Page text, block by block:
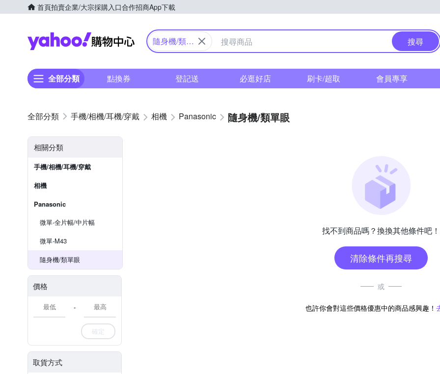
首頁拍賣企業/大宗採購入口合作招商App下載
Yahoo購物中心
隨身機/類單
搜尋
全部分類 點換券 登記送 必逛好店 刷卡/超取 會員專享
手機/相機/耳機/穿戴 相機 Panasonic 隨身機/類單眼
相關分類
手機/相機/耳機/穿戴
相機
Panasonic
微單-全片幅/中片幅
微單-M43
隨身機/類單眼
價格
-
確定
取貨方式
找不到商品嗎？換換其他條件吧！
清除條件再搜尋
或
也許你會對這些價格優惠中的商品感興趣！